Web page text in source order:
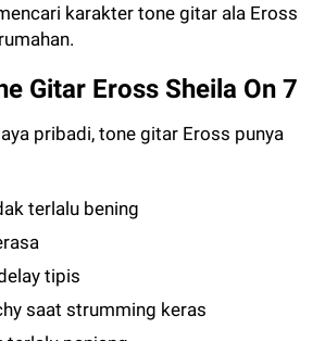
karakter tone gitar ala Eross
Gitar Eross Sheila On 7
pribadi, tone gitar Eross punya
terlalu bening
tipis
saat strumming keras